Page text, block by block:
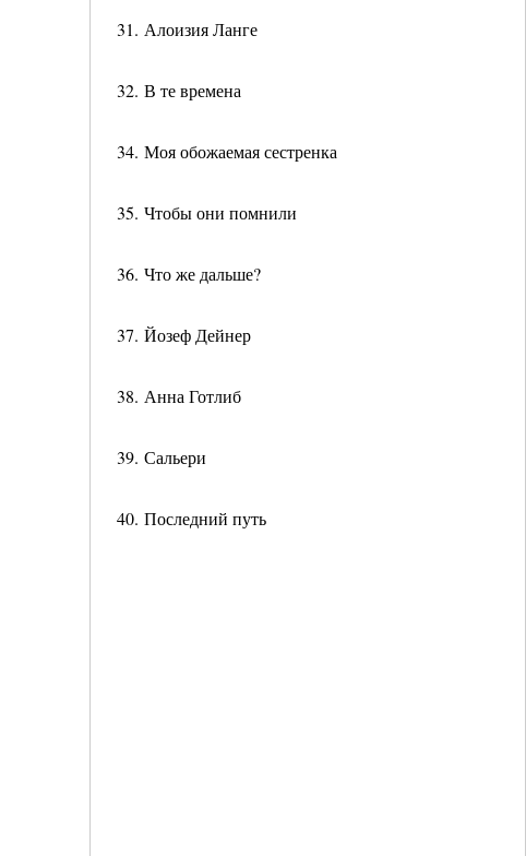
31. Алоизия Ланге
32. В те времена
34. Моя обожаемая сестренка
35. Чтобы они помнили
36. Что же дальше?
37. Йозеф Дейнер
38. Анна Готлиб
39. Сальери
40. Последний путь